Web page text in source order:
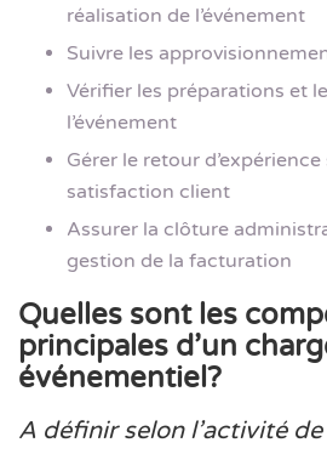
réalisation de l’événement
Suivre les
Vérifier les préparations et
l’événement
Gérer le retour
satisfaction client
Assurer la clôture
gestion de la facturation
Quelles sont les
principales d’un
événementiel?
A définir selon l’activité de